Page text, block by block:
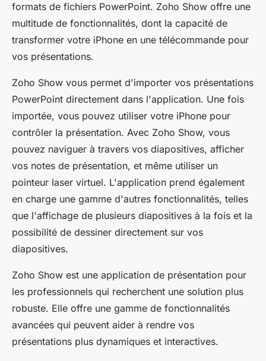
formats de fichiers PowerPoint. Zoho Show offre une
multitude de fonctionnalités, dont la capacité de
transformer votre iPhone en une télécommande pour
vos présentations.
Zoho Show vous permet d'importer vos présentations
PowerPoint directement dans l'application. Une fois
importée, vous pouvez utiliser votre iPhone pour
contrôler la présentation. Avec Zoho Show, vous
pouvez naviguer à travers vos diapositives, afficher
vos notes de présentation, et même utiliser un
pointeur laser virtuel. L'application prend également
en charge une gamme d'autres fonctionnalités, telles
que l'affichage de plusieurs diapositives à la fois et la
possibilité de dessiner directement sur vos
diapositives.
Zoho Show est une application de présentation pour
les professionnels qui recherchent une solution plus
robuste. Elle offre une gamme de fonctionnalités
avancées qui peuvent aider à rendre vos
présentations plus dynamiques et interactives.